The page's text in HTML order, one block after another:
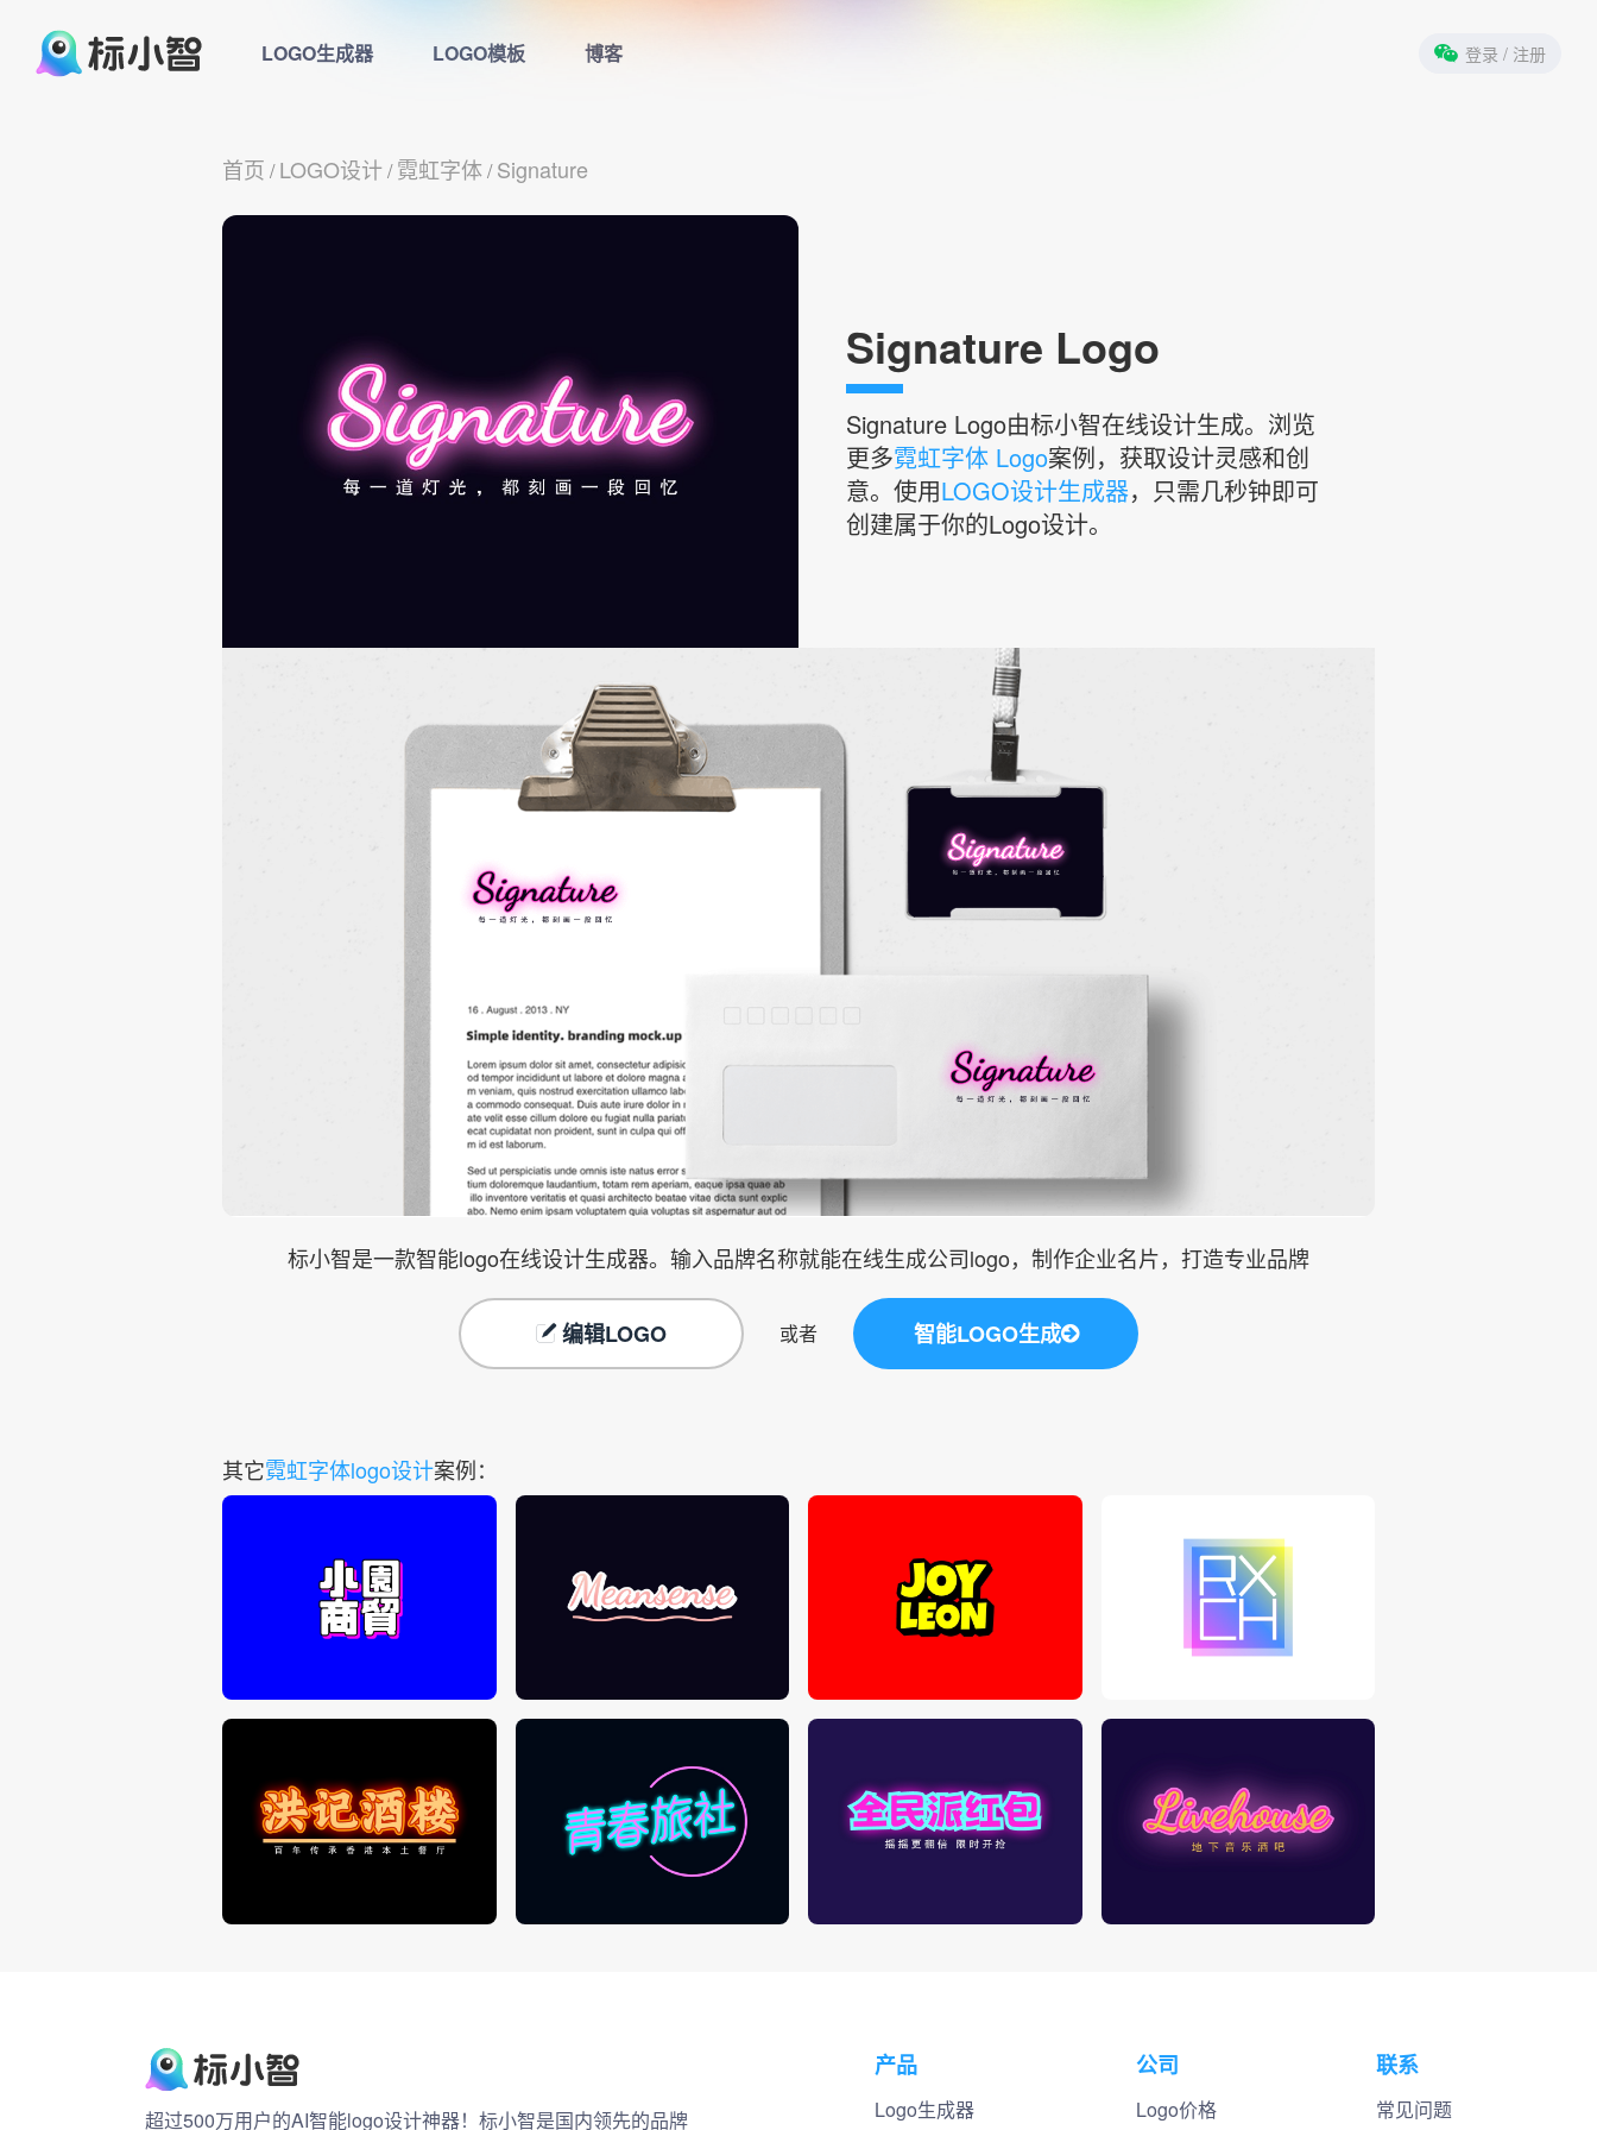
LOGO生成器 LOGO模板 博客 登录 / 注册
首页 / LOGO设计/ 霓虹字体/ Signature
Signature Logo
Signature Logo由标小智在线设计生成。浏览
更多霓虹字体 Logo案例，获取设计灵感和创
意。使用LOGO设计生成器，只需几秒钟即可
创建属于你的Logo设计。
标小智是一款智能logo在线设计生成器。输入品牌名称就能在线生成公司logo，制作企业名片，打造专业品牌
编辑LOGO 或者 智能LOGO生成
其它霓虹字体logo设计案例：
超过500万用户的AI智能logo设计神器！标小智是国内领先的品牌
产品
Logo生成器
公司
Logo价格
联系
常见问题